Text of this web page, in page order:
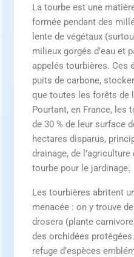
La tourbe est une
formée pendant des
lente de végétaux
milieux gorgés d’eau et
appelés tourbières. Ces
puits de carbone,
que toutes les forêts de
Pourtant, en France, les
de 30 % de leur surface
hectares disparus,
drainage, de
tourbe pour le jardinage.
Les tourbières abritent
menacée : on y trouve
drosera (plante
des orchidées protégées
refuge d’espèces